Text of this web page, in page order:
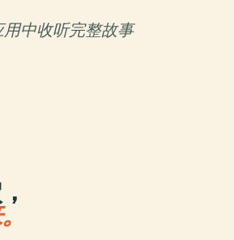
用中收听完整故事